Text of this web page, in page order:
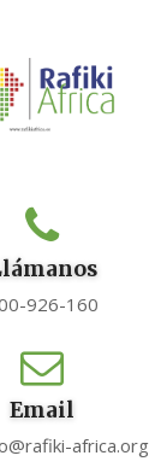
926-160
Email
africa.org